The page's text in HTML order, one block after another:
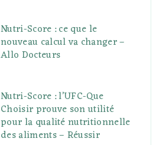
Nutri-Score : ce que le
nouveau calcul va changer –
Allo Docteurs
Nutri-Score : l’UFC-Que
Choisir prouve son utilité
pour la qualité nutritionnelle
des aliments – Réussir